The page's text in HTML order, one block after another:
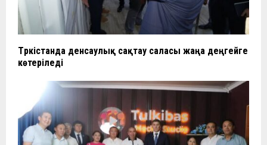
Түркістанда денсаулық сақтау саласы жаңа деңгейге
көтеріледі